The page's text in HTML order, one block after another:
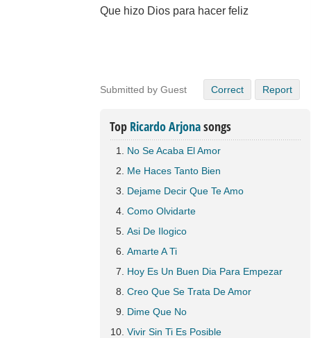
Que hizo Dios para hacer feliz
Submitted by Guest Correct Report
Top Ricardo Arjonasongs
No Se Acaba El Amor
Me Haces Tanto Bien
Dejame Decir Que Te Amo
Como Olvidarte
Asi De Ilogico
Amarte A Ti
Hoy Es Un Buen Dia Para Empezar
Creo Que Se Trata De Amor
Dime Que No
Vivir Sin Ti Es Posible